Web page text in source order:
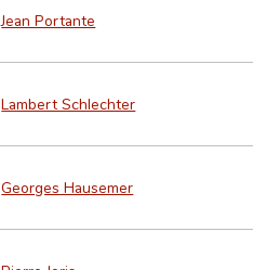
Jean Portante
Lambert Schlechter
Georges Hausemer